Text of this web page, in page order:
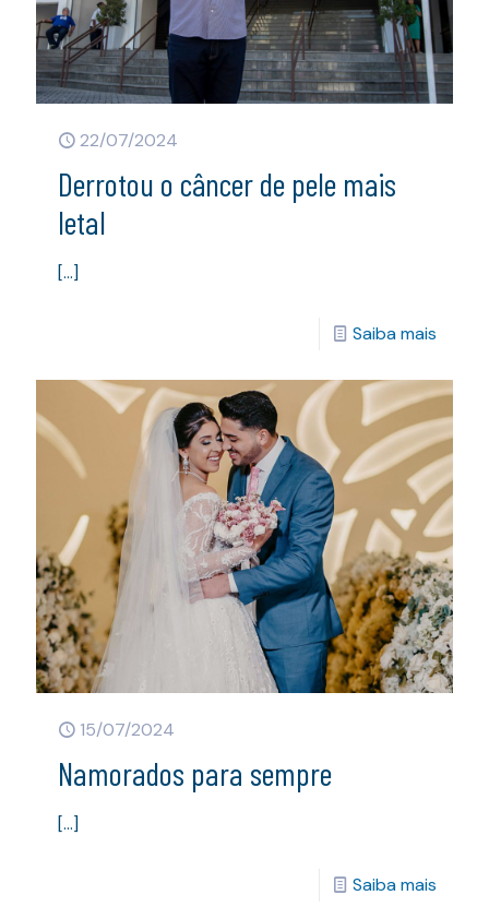
22/07/2024
Derrotou o câncer de pele mais
letal
[…]
Saiba mais
15/07/2024
Namorados para sempre
[…]
Saiba mais